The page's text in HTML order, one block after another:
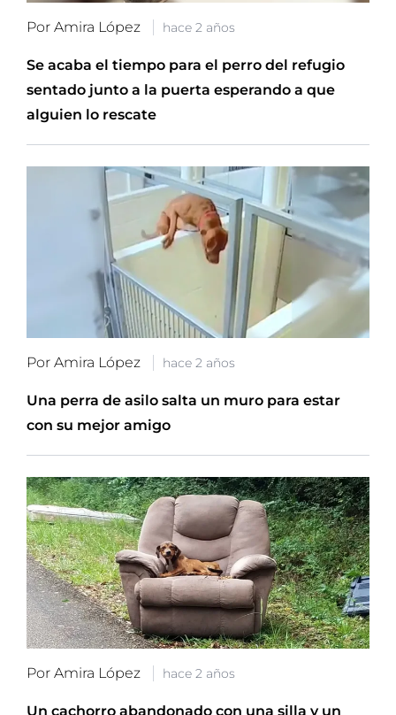
Por Amira López hace 2 años
Se acaba el tiempo para el perro del refugio
sentado junto a la puerta esperando a que
alguien lo rescate
Por Amira López hace 2 años
Una perra de asilo salta un muro para estar
con su mejor amigo
Por Amira López hace 2 años
Un cachorro abandonado con una silla y un